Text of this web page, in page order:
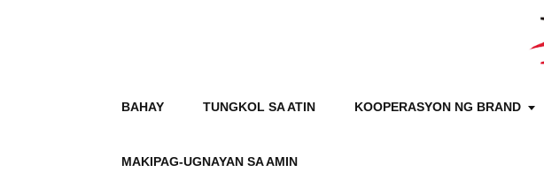
BAHAY TUNGKOL SA ATIN KOOPERASYON NG BRAND
MAKIPAG-UGNAYAN SA AMIN